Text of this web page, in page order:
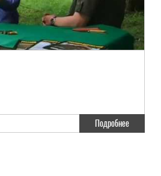
Подробнее